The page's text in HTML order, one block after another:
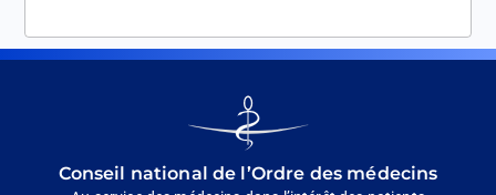
Go
to
homepage
Conseil national de l’Ordre des médecins